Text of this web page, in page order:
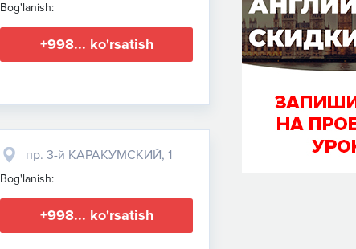
Bog'lanish:
+998... ko'rsatish
пр. 3-й КАРАКУМСКИЙ, 1
Bog'lanish:
+998... ko'rsatish